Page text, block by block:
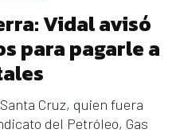
Vidal avisó
para pagarle a
Cruz, quien fuera
del Petróleo, Gas